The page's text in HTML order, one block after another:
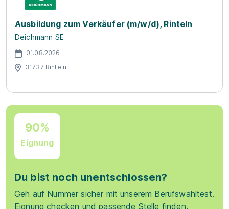
Ausbildung zum Verkäufer (m/w/d), Rinteln
Deichmann SE
01.08.2026
31737 Rinteln
90%
Eignung
Du bist noch unentschlossen?
Geh auf Nummer sicher mit unserem Berufswahltest.
Eignung checken und passende Stelle finden.